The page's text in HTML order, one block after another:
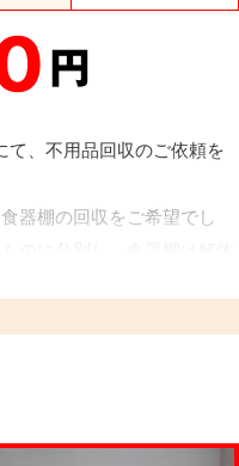
円
、不用品回収のご依頼を
器棚の回収をご希望でし
のに分別し、食器棚は解体
主様も「新しい食器棚がく